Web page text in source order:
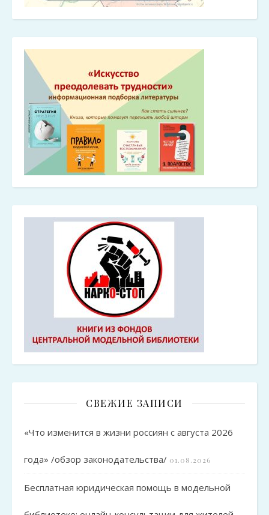
СВЕЖИЕ ЗАПИСИ
«Что изменится в жизни россиян с августа 2026
года» /обзор законодательства/ 01.08.2026
Бесплатная юридическая помощь в модельной